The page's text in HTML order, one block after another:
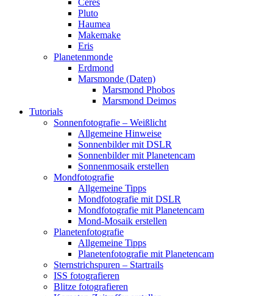
Pluto
Haumea
Makemake
Eris
Planetenmonde
Erdmond
Marsmonde (Daten)
Marsmond Phobos
Marsmond Deimos
Tutorials
Sonnenfotografie – Weißlicht
Allgemeine Hinweise
Sonnenbilder mit DSLR
Sonnenbilder mit Planetencam
Sonnenmosaik erstellen
Mondfotografie
Allgemeine Tipps
Mondfotografie mit DSLR
Mondfotografie mit Planetencam
Mond-Mosaik erstellen
Planetenfotografie
Allgemeine Tipps
Planetenfotografie mit Planetencam
Sternstrichspuren – Startrails
ISS fotografieren
Blitze fotografieren